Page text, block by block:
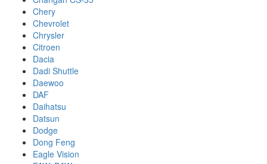
Chery
Chevrolet
Chrysler
Citroen
Dacia
Dadi Shuttle
Daewoo
DAF
Daihatsu
Datsun
Dodge
Dong Feng
Eagle Vision